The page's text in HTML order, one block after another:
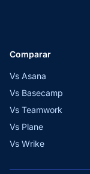
Comparar
Vs Asana
Vs Basecamp
Vs Teamwork
Vs Plane
Vs Wrike